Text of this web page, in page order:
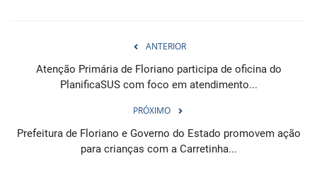
ANTERIOR
Atenção Primária de Floriano participa de oficina do
PlanificaSUS com foco em atendimento...
PRÓXIMO
Prefeitura de Floriano e Governo do Estado promovem ação
para crianças com a Carretinha...